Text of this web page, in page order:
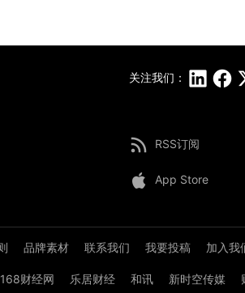
关注我们：
RSS订阅
App Store
品牌素材 联系我们 我要投稿 加入我
财经网 乐居财经 和讯 新时空传媒